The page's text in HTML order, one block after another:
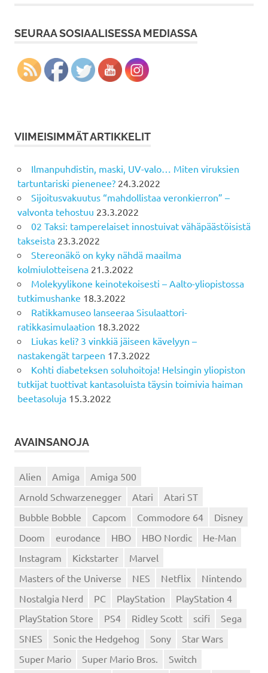
SEURAA SOSIAALISESSA MEDIASSA
VIIMEISIMMÄT ARTIKKELIT
Ilmanpuhdistin, maski, UV-valo… Miten viruksien
tartuntariski pienenee? 24.3.2022
Sijoitusvakuutus “mahdollistaa veronkierron” –
valvonta tehostuu 23.3.2022
02 Taksi: tamperelaiset innostuivat vähäpäästöisistä
takseista 23.3.2022
Stereonäkö on kyky nähdä maailma
kolmiulotteisena 21.3.2022
Molekyylikone keinotekoisesti – Aalto-yliopistossa
tutkimushanke 18.3.2022
Ratikkamuseo lanseeraa Sisulaattori-
ratikkasimulaation 18.3.2022
Liukas keli? 3 vinkkiä jäiseen kävelyyn –
nastakengät tarpeen 17.3.2022
Kohti diabeteksen soluhoitoja! Helsingin yliopiston
tutkijat tuottivat kantasoluista täysin toimivia haiman
beetasoluja 15.3.2022
AVAINSANOJA
Alien Amiga
Amiga 500
Arnold Schwarzenegger
Atari
Atari ST
Bubble Bobble
Capcom Commodore 64
Disney
Doom
eurodance HBO HBO Nordic
He-Man
Instagram
Kickstarter
Marvel
Masters of the Universe
NES Netflix
Nintendo
Nostalgia Nerd
PC PlayStation
PlayStation 4
PlayStation Store
PS4 Ridley Scott scifi
Sega
SNES
Sonic the Hedgehog Sony
Star Wars
Super Mario
Super Mario Bros. Switch